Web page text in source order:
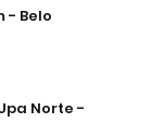
- Belo
Norte -